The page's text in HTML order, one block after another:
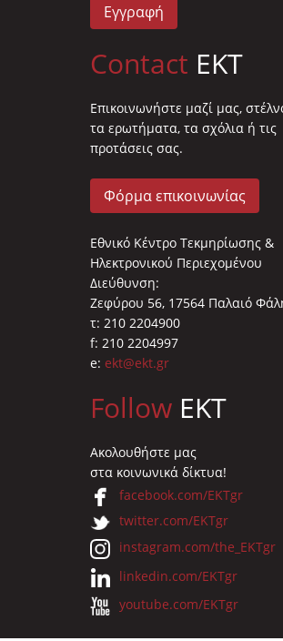
Εγγραφή
Contact EKT
Επικοινωνήστε μαζί μας,
τα ερωτήματα, τα σχόλια ή τις
προτάσεις σας.
Φόρμα επικοινωνίας
Εθνικό Κέντρο Τεκμηρίωσης &
Ηλεκτρονικού Περιεχομένου
Διεύθυνση:
Ζεφύρου 56, 17564 Παλαιό
τ: 210 2204900
f: 210 2204997
e: ekt@ekt.gr
Follow EKT
Ακολουθήστε μας
στα κοινωνικά δίκτυα!
facebook.com/EKTgr
twitter.com/EKTgr
instagram.com/the_EKTgr
linkedin.com/EKTgr
youtube.com/EKTgr